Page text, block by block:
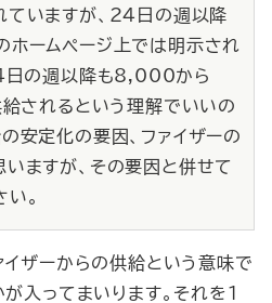
ていますが、24日の週以降
ホームページ上では明示され
日の週以降も8,000から
されるという理解でいいの
安定化の要因、ファイザーの
ますが、その要因と併せて
。
イザーからの供給という意味で
ってまいります。それを１